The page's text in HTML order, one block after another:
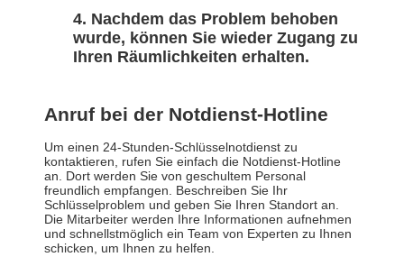
Nachdem das Problem behoben
wurde, können Sie wieder Zugang zu
Ihren Räumlichkeiten erhalten.
Anruf bei der Notdienst-Hotline
Um einen 24-Stunden-Schlüsselnotdienst zu
kontaktieren, rufen Sie einfach die Notdienst-Hotline
an. Dort werden Sie von geschultem Personal
freundlich empfangen. Beschreiben Sie Ihr
Schlüsselproblem und geben Sie Ihren Standort an.
Die Mitarbeiter werden Ihre Informationen aufnehmen
und schnellstmöglich ein Team von Experten zu Ihnen
schicken, um Ihnen zu helfen.